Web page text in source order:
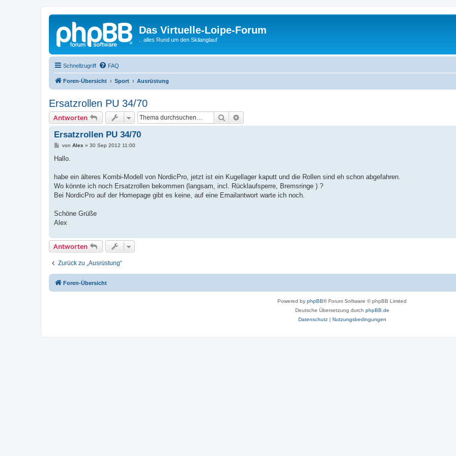
Das Virtuelle-Loipe-Forum
.. alles Rund um den Skilanglauf
Schnellzugriff FAQ
Foren-Übersicht Sport Ausrüstung
Ersatzrollen PU 34/70
Antworten Suche
Ersatzrollen PU 34/70
B
i
a
von Alex » 30 Sep 2012 11:00
Hallo.
habe ein älteres Kombi-Modell von NordicPro, jetzt ist ein Kugellager kaputt und die Rollen sind eh schon abgefahren.
Wo könnte ich noch Ersatzrollen bekommen (langsam, incl. Rücklaufsperre, Bremsringe ) ?
Bei NordicPro auf der Homepage gibt es keine, auf eine Emailantwort warte ich noch.
Schöne Grüße
Alex
Antworten
Zurück zu „Ausrüstung“
Foren-Übersicht
Powered by phpBB® Forum Software © phpBB Limited
Deutsche Übersetzung durch phpBB.de
Datenschutz| Nutzungsbedingungen